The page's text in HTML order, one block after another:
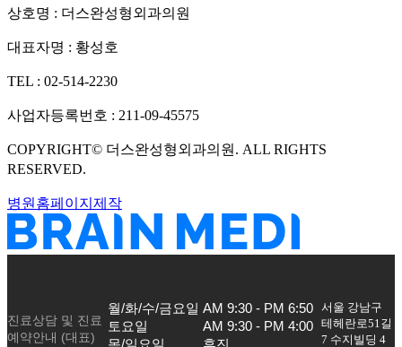
상호명 : 더스완성형외과의원
대표자명 : 황성호
TEL : 02-514-2230
사업자등록번호 : 211-09-45575
COPYRIGHT© 더스완성형외과의원 . ALL RIGHTS
RESERVED.
병원홈페이지제작
진료상담 및 진료
예약안내 (대표)
월/화/수/금요일
토요일
목/일요일
AM 9:30 - PM 6:50
AM 9:30 - PM 4:00
휴진
서울 강남구
테헤란로51길
7 수지빌딩 4